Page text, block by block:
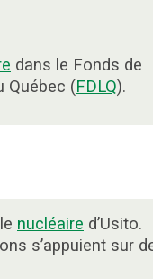
dans le Fonds de
Québec (FDLQ).
nucléaire d’Usito.
s’appuient sur